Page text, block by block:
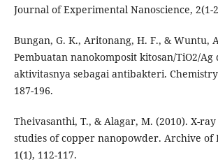
Journal of Experimental Nanoscience, 2(1-
Bungan, G. K., Aritonang, H. F., & Wuntu,
Pembuatan nanokomposit kitosan/TiO2/Ag
aktivitasnya sebagai antibakteri.
187-196.
Theivasanthi, T., & Alagar, M. (2010). X-
studies of copper nanopowder. Archive of
1(1), 112-117.